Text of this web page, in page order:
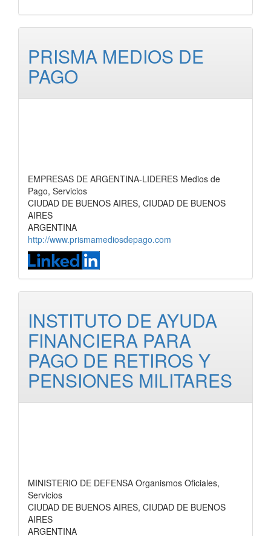
PRISMA MEDIOS DE
PAGO
EMPRESAS DE ARGENTINA-LIDERES Medios de
Pago, Servicios
CIUDAD DE BUENOS AIRES, CIUDAD DE BUENOS
AIRES
ARGENTINA
http://www.prismamediosdepago.com
INSTITUTO DE AYUDA
FINANCIERA PARA
PAGO DE RETIROS Y
PENSIONES MILITARES
MINISTERIO DE DEFENSA Organismos Oficiales,
Servicios
CIUDAD DE BUENOS AIRES, CIUDAD DE BUENOS
AIRES
ARGENTINA